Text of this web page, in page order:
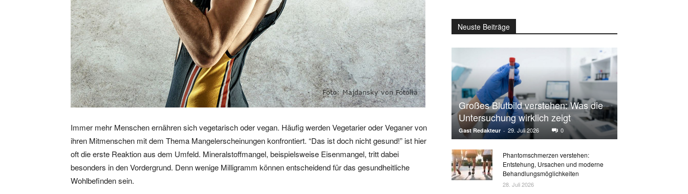
Immer mehr Menschen ernähren sich vegetarisch oder vegan. Häufig werden Vegetarier oder Veganer von
ihren Mitmenschen mit dem Thema Mangelerscheinungen konfrontiert. “Das ist doch nicht gesund!” ist hier
oft die erste Reaktion aus dem Umfeld. Mineralstoffmangel, beispielsweise Eisenmangel, tritt dabei
besonders in den Vordergrund. Denn wenige Milligramm können entscheidend für das gesundheitliche
Wohlbefinden sein.
Neuste Beiträge
Großes Blutbild verstehen: Was die
Untersuchung wirklich zeigt
Gast Redakteur - 29. Juli 2026 0
Phantomschmerzen verstehen:
Entstehung, Ursachen und moderne
Behandlungsmöglichkeiten
28. Juli 2026